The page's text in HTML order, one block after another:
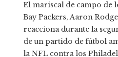
El mariscal de campo de
Bay Packers, Aaron
reacciona durante la
de un partido de fútbol
la NFL contra los